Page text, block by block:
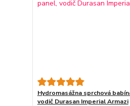
Hydromasážna sprchová
vodič Durasan Imperial Armazi